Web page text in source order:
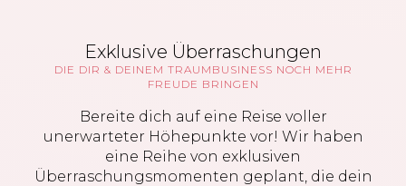
Exklusive Überraschungen
DIE DIR & DEINEM TRAUMBUSINESS NOCH MEHR
FREUDE BRINGEN
Bereite dich auf eine Reise voller
unerwarteter Höhepunkte vor! Wir haben
eine Reihe von exklusiven
Überraschungsmomenten geplant, die dein